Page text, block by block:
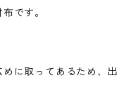
です。
に取ってあるため、出